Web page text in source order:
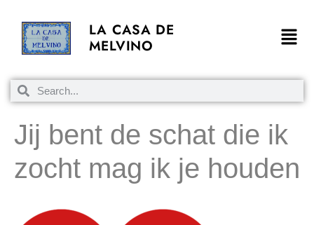
LA CASA DE
MELVINO
Jij bent de schat die ik
zocht mag ik je houden